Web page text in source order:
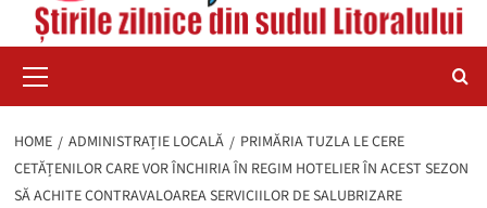
Menu
HOME ADMINISTRAȚIE LOCALĂ
PRIMĂRIA TUZLA LE CERE
CETĂȚENILOR CARE VOR ÎNCHIRIA ÎN REGIM HOTELIER ÎN ACEST SEZON
SĂ ACHITE CONTRAVALOAREA SERVICIILOR DE SALUBRIZARE